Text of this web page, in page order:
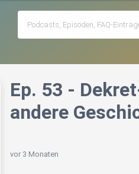
Ep. 53 -
andere
vor 3 Monaten